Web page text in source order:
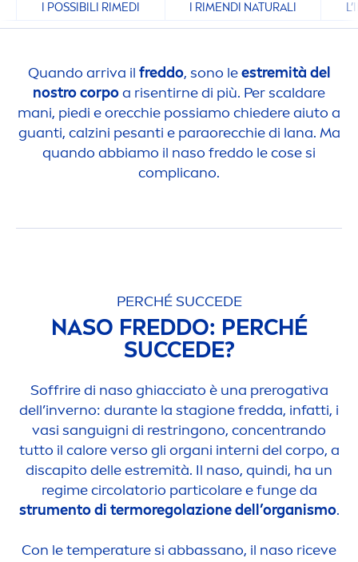
I POSSIBILI RIMEDI I RIMENDI NATURALI
Quando arriva il freddo, sono leestremità del
nostro corpoa risentirne di più. Per scaldare
mani, piedi e orecchie possiamo chiedere aiuto a
guanti, calzini pesanti e paraorecchie di lana. Ma
quando abbiamo il naso freddo le cose si
complicano.
PERCHÉ SUCCEDE
NASO FREDDO: PERCHÉ
SUCCEDE?
Soffrire di naso ghiacciato è una prerogativa
dell’inverno: durante la stagione fredda, infatti, i
vasi sanguigni di restringono, concentrando
tutto il calore verso gli organi interni del corpo, a
discapito delle estremità. Il naso, quindi, ha un
regime circolatorio particolare e funge da
strumento di termoregolazione dell’organismo.
Con le temperature si abbassano, il naso riceve